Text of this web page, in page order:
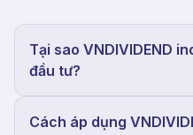
Tại sao VNDIVIDEND
đầu tư?
Cách áp dụng